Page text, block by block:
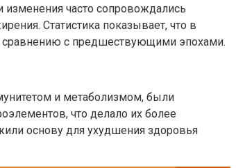
изменения часто сопровождались
Статистика показывает, что в
сравнению с предшествующими эпохами.
и метаболизмом, были
что делало их более
основу для ухудшения здоровья